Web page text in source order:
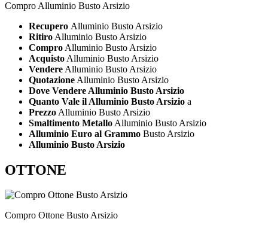
Compro Alluminio Busto Arsizio
Recupero Alluminio Busto Arsizio
Ritiro Alluminio Busto Arsizio
Compro Alluminio Busto Arsizio
Acquisto Alluminio Busto Arsizio
Vendere Alluminio Busto Arsizio
Quotazione Alluminio Busto Arsizio
Dove Vendere Alluminio Busto Arsizio
Quanto Vale il Alluminio Busto Arsizio a
Prezzo Alluminio Busto Arsizio
Smaltimento Metallo Alluminio Busto Arsizio
Alluminio Euro al Grammo Busto Arsizio
Alluminio Busto Arsizio
OTTONE
Compro Ottone Busto Arsizio